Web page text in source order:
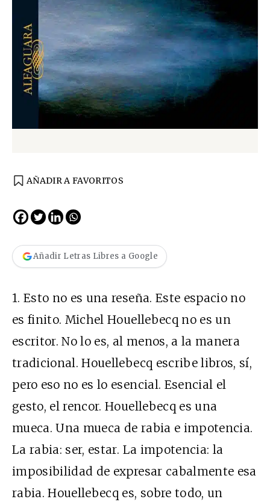
AÑADIR A FAVORITOS
Añadir Letras Libres a Google
1. Esto no es una reseña. Este espacio no
es finito. Michel Houellebecq no es un
escritor. No lo es, al menos, a la manera
tradicional. Houellebecq escribe libros, sí,
pero eso no es lo esencial. Esencial el
gesto, el rencor. Houellebecq es una
mueca. Una mueca de rabia e impotencia.
La rabia: ser, estar. La impotencia: la
imposibilidad de expresar cabalmente esa
rabia. Houellebecq es, sobre todo, un